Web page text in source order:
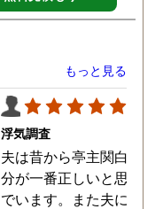
もっと見る
浮気調査
夫は昔から亭主関白で、
分が一番正しいと思い込
でいます。また夫には長